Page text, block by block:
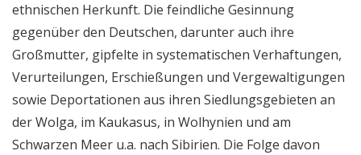
ethnischen Herkunft. Die feindliche Gesinnung
gegenüber den Deutschen, darunter auch ihre
Großmutter, gipfelte in systematischen Verhaftungen,
Verurteilungen, Erschießungen und Vergewaltigungen
sowie Deportationen aus ihren Siedlungsgebieten an
der Wolga, im Kaukasus, in Wolhynien und am
Schwarzen Meer u.a. nach Sibirien. Die Folge davon